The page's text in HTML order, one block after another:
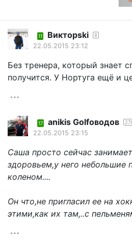
11 Викторski 8
22.05.2015 23:12
Без тренера, который знает
получится. У Нортуга ещё и
17 anikis Golfоводов
22.05.2015 23:15
Саша просто сейчас
здоровьем,у него небольшие
коленом....
Он что,не пригласил ее на
этими,как их там,..с